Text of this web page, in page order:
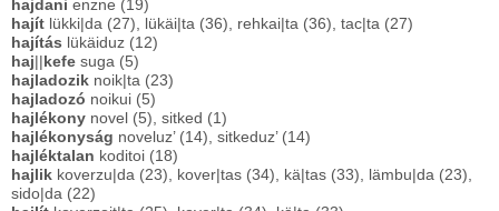
hajdani enzne (19)
hajít lükki|da (27), lükäi|ta (36), rehkai|ta (36), tac|ta (27)
hajítás lükäiduz (12)
haj
kefe suga (5)
hajladozik noik|ta (23)
hajladozó noikui (5)
hajlékony novel (5), sitked (1)
hajlékonyság noveluz’ (14), sitkeduz’ (14)
hajléktalan koditoi (18)
hajlik koverzu|da (23), kover|tas (34), kä|tas (33), lämbu|da (23),
sido|da (22)